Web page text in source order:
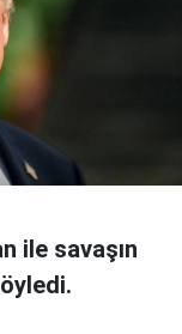
ile savaşın